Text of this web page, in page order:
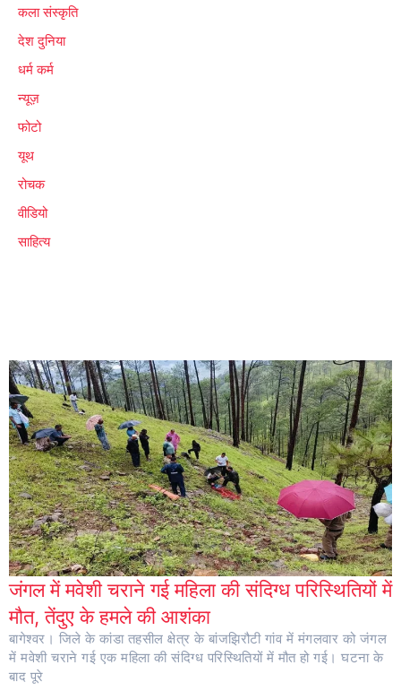
कला संस्कृति
देश दुनिया
धर्म कर्म
न्यूज़
फोटो
यूथ
रोचक
वीडियो
साहित्य
जंगल में मवेशी चराने गई महिला की संदिग्ध परिस्थितियों में
मौत, तेंदुए के हमले की आशंका
बागेश्वर। जिले के कांडा तहसील क्षेत्र के बांजझिरौटी गांव में मंगलवार को जंगल
में मवेशी चराने गई एक महिला की संदिग्ध परिस्थितियों में मौत हो गई। घटना के
बाद पूरे